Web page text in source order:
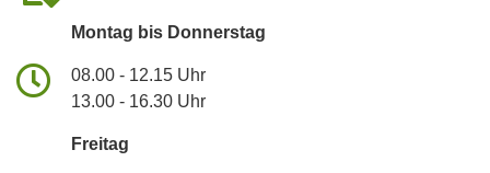
Montag bis Donnerstag
08.00 - 12.15 Uhr
13.00 - 16.30 Uhr
Freitag